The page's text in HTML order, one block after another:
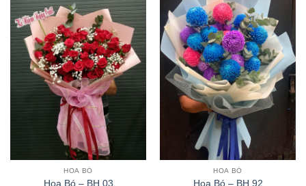
HOA BÓ
Hoa Bó – BH 03
HOA BÓ
Hoa Bó – BH 92